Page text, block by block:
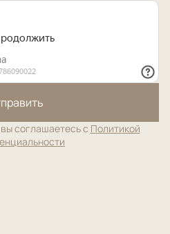
соглашаетесь с Политикой